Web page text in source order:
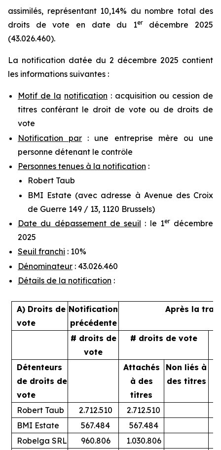
assimilés, représentant 10,14% du nombre total des
droits de vote en date du 1erdécembre 2025
(43.026.460).
La notification datée du 2 décembre 2025 contient
les informations suivantes :
Motif de la notification : acquisition ou cession de
titres conférant le droit de vote ou de droits de
vote
Notification par : une entreprise mère ou une
personne détenant le contrôle
Personnes tenues à la notification :
Robert Taub
BMI Estate (avec adresse à Avenue des Croix
de Guerre 149 / 13, 1120 Brussels)
Date du dépassement de seuil : le 1erdécembre
2025
Seuil franchi : 10%
Dénominateur : 43.026.460
Détails de la notification :
A) Droits de
vote
Notification
précédente
Après la
# droits de
vote
# droits de vote
Détenteurs
de droits de
vote
Attachés
à des
titres
Non liés à
des titres
Robert Taub 2.712.510
2.712.510
BMI Estate
567.484
567.484
Robelga SRL
960.806
1.030.806